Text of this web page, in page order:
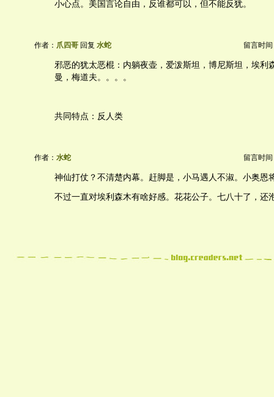
小心点。美国言论自由，反谁都可以，但不能反犹。
作者： 爪四哥 回复 水蛇 留言时间
邪恶的犹太恶棍：内躺夜壶，爱泼斯坦，博尼斯坦，埃利
曼，梅道夫。。。。
共同特点：反人类
作者： 水蛇 留言时间
神仙打仗？不清楚内幕。赶脚是，小马遇人不淑。小奥恩
不过一直对埃利森木有啥好感。花花公子。七八十了，还